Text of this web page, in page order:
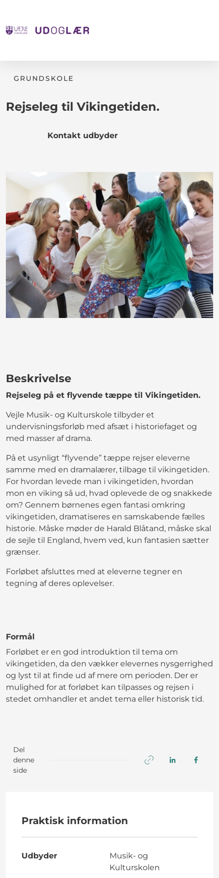
GRUNDSKOLE
Rejseleg til Vikingetiden.
Kontakt udbyder
Beskrivelse
Rejseleg på et flyvende tæppe til Vikingetiden.
Vejle Musik- og Kulturskole tilbyder et
undervisningsforløb med afsæt i historiefaget og
med masser af drama.
På et usynligt “flyvende” tæppe rejser eleverne
samme med en dramalærer, tilbage til vikingetiden.
For hvordan levede man i vikingetiden, hvordan
mon en viking så ud, hvad oplevede de og snakkede
om? Gennem børnenes egen fantasi omkring
vikingetiden, dramatiseres en samskabende fælles
historie. Måske møder de Harald Blåtand, måske skal
de sejle til England, hvem ved, kun fantasien sætter
grænser.
Forløbet afsluttes med at eleverne tegner en
tegning af deres oplevelser.
Formål
Forløbet er en god introduktion til tema om
vikingetiden, da den vækker elevernes nysgerrighed
og lyst til at finde ud af mere om perioden. Der er
mulighed for at forløbet kan tilpasses og rejsen i
stedet omhandler et andet tema eller historisk tid.
Del
denne
side
Praktisk information
Udbyder
Musik- og
Kulturskolen